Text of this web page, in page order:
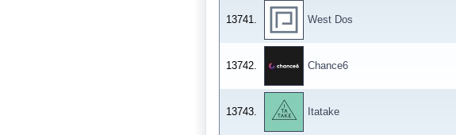
13741. West Dos
13742. Chance6
13743. Itatake